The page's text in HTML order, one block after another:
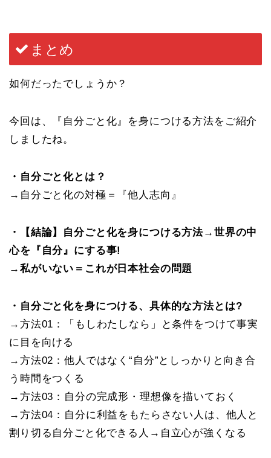
まとめ
如何だったでしょうか？
今回は、『自分ごと化』を身につける方法をご紹介
しましたね。
・自分ごと化とは？
→自分ごと化の対極＝『他人志向』
・【結論】自分ごと化を身につける方法→世界の中
心を『自分』にする事!
→私がいない＝これが日本社会の問題
・自分ごと化を身につける、具体的な方法とは?
→方法01：「もしわたしなら」と条件をつけて事実
に目を向ける
→方法02：他人ではなく“自分”としっかりと向き合
う時間をつくる
→方法03：自分の完成形・理想像を描いておく
→方法04：自分に利益をもたらさない人は、他人と
割り切る自分ごと化できる人→自立心が強くなる